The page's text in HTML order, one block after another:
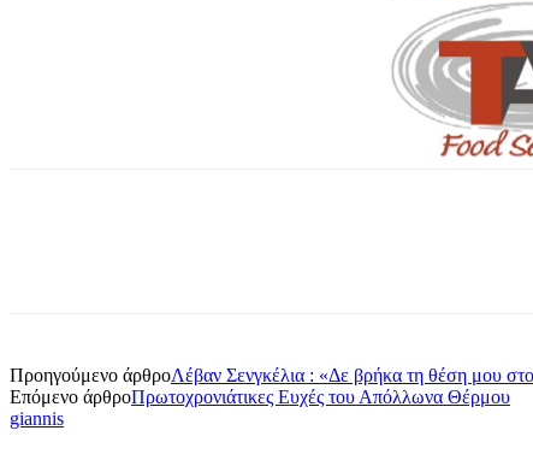
Προηγούμενο άρθροΛέβαν Σενγκέλια : «Δε βρήκα τη θέση μου
Επόμενο άρθροΠρωτοχρονιάτικες Ευχές του Απόλλωνα Θέρμου
giannis